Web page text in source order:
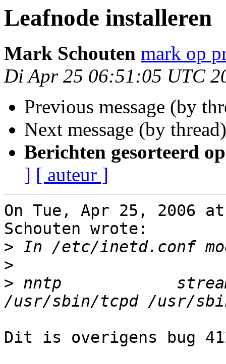
Leafnode installeren
Mark Schouten mark op
Di Apr 25 06:51:05 UTC
Previous message (by
Next message (by
Berichten gesorteerd
] [ auteur ]
On Tue, Apr 25, 2006 at
Schouten wrote:
>
>
> nntp
Dit is overigens bug